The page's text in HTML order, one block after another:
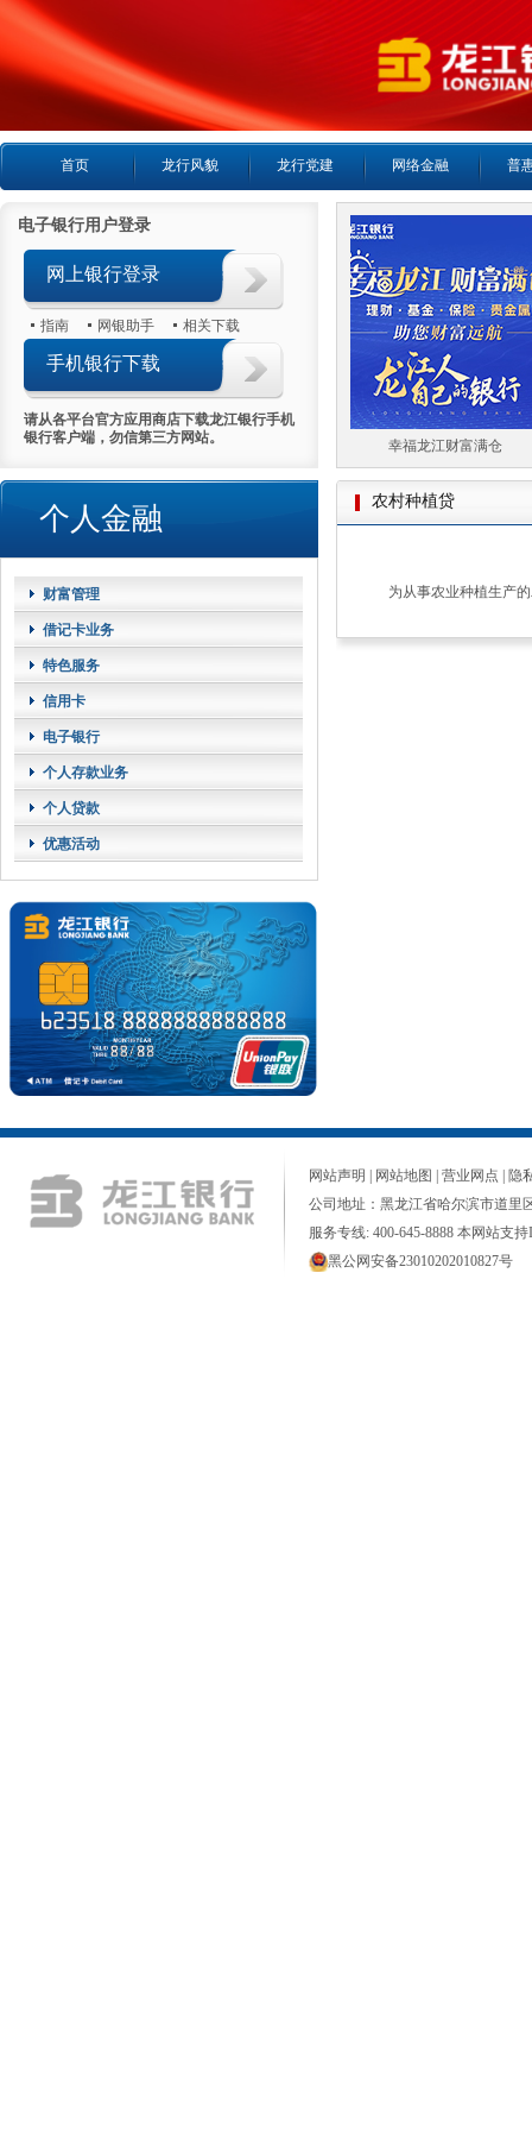
首页 龙行风貌 龙行党建 网络金融 普
电子银行用户登录
网上银行登录
指南 网银助手 相关下载
手机银行下载
请从各平台官方应用商店下载龙江银行手机
银行客户端，勿信第三方网站。
个人金融
财富管理
借记卡业务
特色服务
信用卡
电子银行
个人存款业务
个人贷款
优惠活动
喜报首日热销5000万 幸福龙江财富满仓
农村种植贷
为从事农业种植生产
网站声明 | 网站地图 | 营业网点 | 隐
公司地址：黑龙江省哈尔滨市道里
服务专线: 400-645-8888 本网站支持
黑公网安备23010202010827号